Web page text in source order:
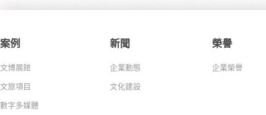
案例
文博展館
文旅項目
數字多媒體
新聞
企業動態
文化建設
榮譽
企業榮譽